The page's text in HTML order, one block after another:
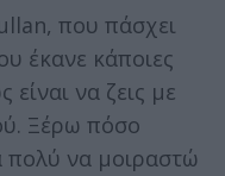
που πάσχει
έκανε κάποιες
να ζεις με
Ξέρω πόσο
πολύ να μοιραστώ